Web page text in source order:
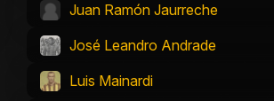
Juan Ramón Jaurreche
José Leandro Andrade
Luis Mainardi